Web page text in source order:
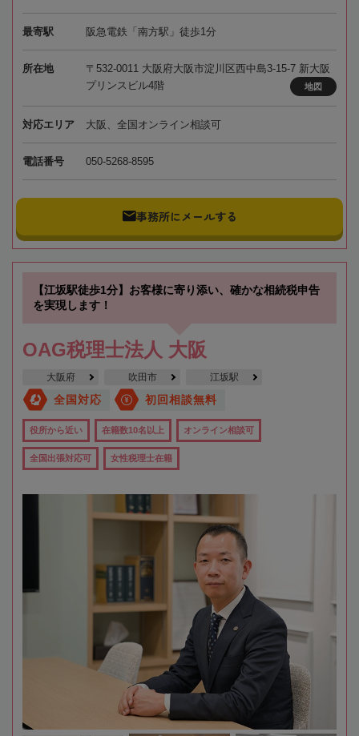
最寄駅 阪急電鉄「南方駅」徒歩1分
所在地
〒532-0011 大阪府大阪市淀川区西中島3-15-7 新大阪
プリンスビル4階
地図
対応エリア 大阪、全国オンライン相談可
電話番号 050-5268-8595
事務所にメールする
【江坂駅徒歩1分】お客様に寄り添い、確かな相続税申告
を実現します！
OAG税理士法人 大阪
大阪府 吹田市 江坂駅
全国対応 初回相談無料
役所から近い 在籍数10名以上 オンライン相談可
全国出張対応可 女性税理士在籍